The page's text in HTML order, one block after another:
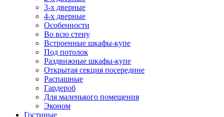
3-х дверные
4-х дверные
Особенности
Во всю стену
Встроенные шкафы-купе
Под потолок
Раздвижные шкафы-купе
Открытая секция посередине
Распашные
Гардероб
Для маленького помещения
Эконом
Гостиные